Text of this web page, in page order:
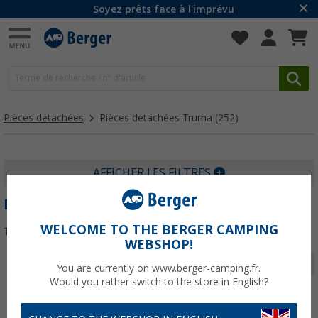
Soyez prêts face à l'imprévu
Pièces détachées Pièces détachées Truma (252)
AFFICHER LES FILTRES
PIÈCES DÉTACHÉES TRUMA
Trier par :
Page 1 de 9
-5%
WELCOME TO THE BERGER CAMPING
WEBSHOP!
You are currently on www.berger-camping.fr.
Would you rather switch to the store in English?